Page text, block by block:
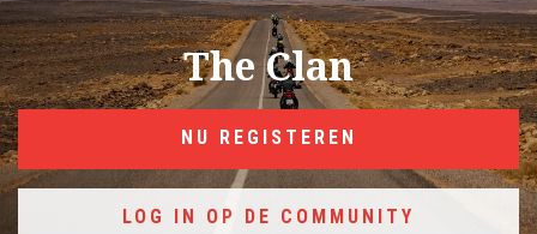
The Clan
NU REGISTEREN
LOG IN OP DE COMMUNITY